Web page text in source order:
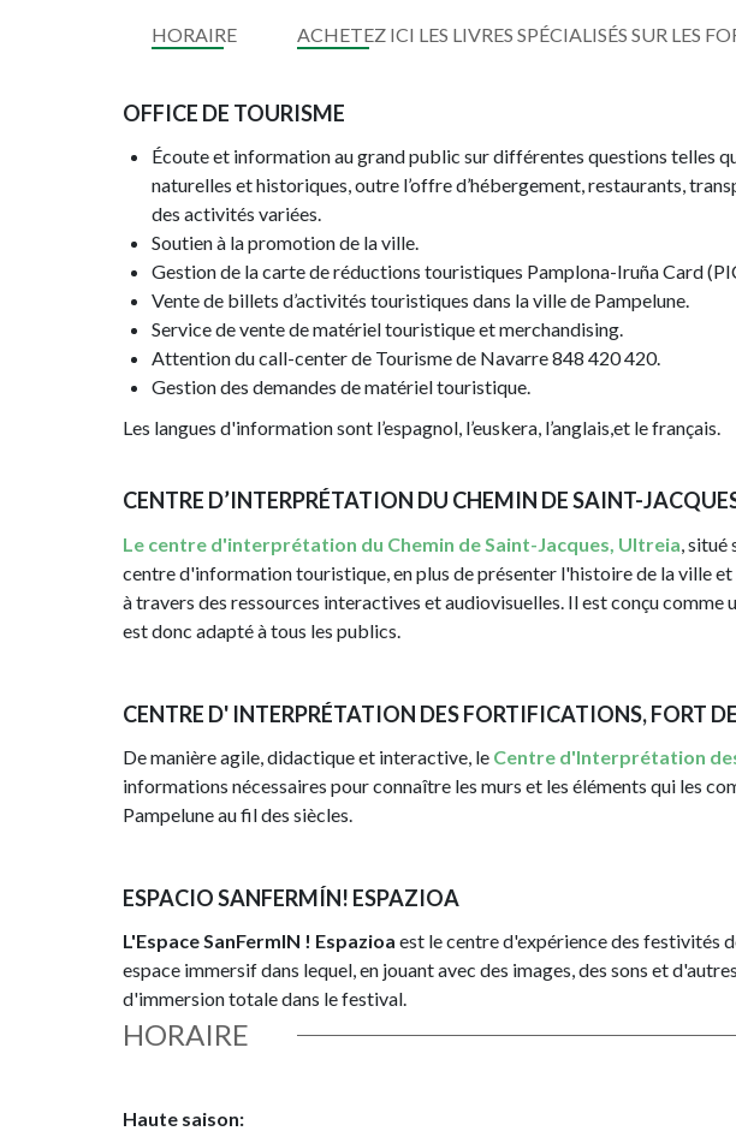
HORAIRE ACHETEZ ICI LES LIVRES SPÉCIALISÉS SUR LES
OFFICE DE TOURISME
Écoute et information au grand public sur différentes questions telles
naturelles et historiques, outre l’offre d’hébergement, restaurants,
des activités variées.
Soutien à la promotion de la ville.
Gestion de la carte de réductions touristiques Pamplona-Iruña Card
Vente de billets d’activités touristiques dans la ville de Pampelune.
Service de vente de matériel touristique et merchandising.
Attention du call-center de Tourisme de Navarre 848 420 420.
Gestion des demandes de matériel touristique.
Les langues d'information sont l’espagnol, l’euskera, l’anglais,et le français.
CENTRE D’INTERPRÉTATION DU CHEMIN DE SAINT-
Le centre d'interprétation du Chemin de Saint-Jacques, Ultreia, situé
centre d'information touristique, en plus de présenter l'histoire de la ville et
à travers des ressources interactives et audiovisuelles. Il est conçu comme
est donc adapté à tous les publics.
CENTRE D' INTERPRÉTATION DES FORTIFICATIONS, FORT
De manière agile, didactique et interactive, le Centre d'Interprétation
informations nécessaires pour connaître les murs et les éléments qui les
Pampelune au fil des siècles.
ESPACIO SANFERMÍN! ESPAZIOA
L'Espace SanFermIN ! Espazioa est le centre d'expérience des festivités
espace immersif dans lequel, en jouant avec des images, des sons et
d'immersion totale dans le festival.
HORAIRE
Haute saison: